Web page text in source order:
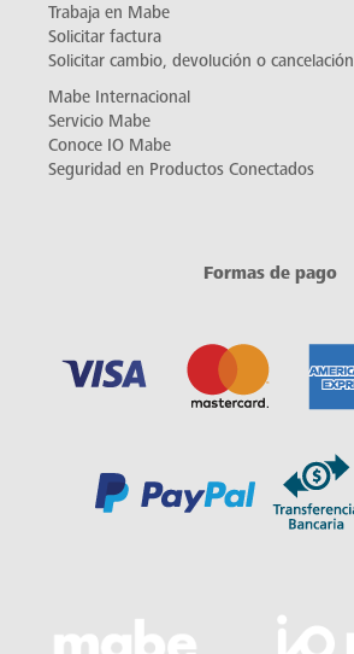
Trabaja en Mabe
Solicitar factura
Solicitar cambio, devolución o cancelación
Mabe Internacional
Servicio Mabe
Conoce IO Mabe
Seguridad en Productos Conectados
Formas de pago